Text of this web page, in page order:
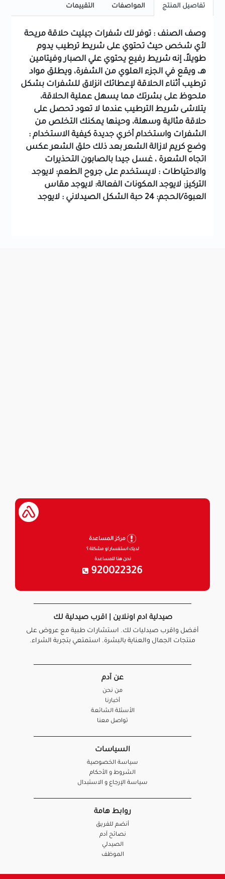
تفاصيل المنتج المواصفات التقييمات
وصف الصنف : توفر لك شفرات جيليت حلاقة مريحة
لأي شخص حيث تحتوي على شريط ترطيب يدوم
طويلاً، إنه شريط رفيع يحتوي علي الصبار وفيتامين
هـ، ويقع في الجزء العلوي من الشفرة، ويطلق مواد
ترطيب أثناء الحلاقة لإعطائك انزلاق للشفرات بشكل
ملحوظ على بشرتك مما يسهل عملية الحلاقة،
يتلاشى شريط الترطيب عندما لا تعود تحصل على
حلاقة مثالية وسهلة، وحينها يمكنك التخلص من
الشفرات واستخدام أخري جديدة كيفية الاستخدام :
وضع كريم لازالة الشعر بعد ذلك حلق الشعر عكس
اتجاه الشعرة ، غسل جيدا بالصابون التحذيرات
والاحتياطات : لايستخدم على جروح الطعم: لايوجد
التركيز: لايوجد المكونات الفعالة: لايوجد مقاس
العبوة/الحجم: 24 حبة الشكل الصيدلاني : لايوجد
مركز المساعدة
لديك استفسار او مشكلة ؟
نحن هنا للمساعدة
920022326
صيدلية ادم اونلاين | اقرب صيدلية لك
أفضل واقرب صيدليات لك. استشارات طبية مع عروض على
منتجات الجمال والعناية بالبشرة. استمتعي بتجربة الشراء.
عن آدم
من نحن
أخبارنا
الأسئلة الشائعة
تواصل معنا
السياسات
سياسة الخصوصية
الشروط و الأحكام
سياسة الإرجاع و الاستبدال
روابط هامة
أنضم للفريق
نصائح آدم
الصيدلي
الموظف